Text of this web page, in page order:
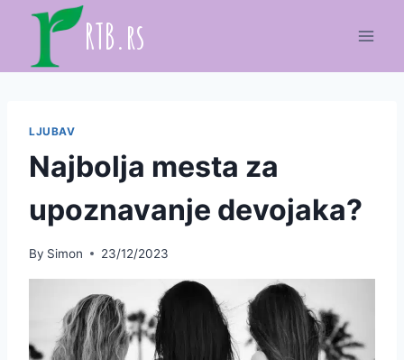
content
RTB.rs
LJUBAV
Najbolja mesta za
upoznavanje devojaka?
By Simon 23/12/2023